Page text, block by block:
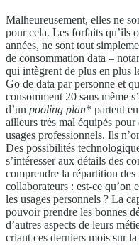
Malheureusement, elles ne
pour cela. Les forfaits qu’ils
années, ne sont tout
de consommation data –
qui intègrent de plus en plus
Go de data par personne et
consomment 20 sans même
d’un pooling plan* partent
ailleurs très mal équipés pour
usages professionnels. Ils
Des possibilités
s’intéresser aux détails des
comprendre la répartition des
collaborateurs : est-ce qu’on
les usages personnels ? La
pouvoir prendre les bonnes
d’autres aspects de leurs
criant ces derniers mois sur